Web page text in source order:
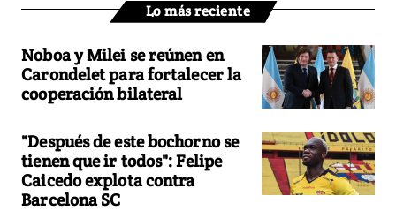
Lo más reciente
Noboa y Milei se reúnen en
Carondelet para fortalecer la
cooperación bilateral
"Después de este bochorno se
tienen que ir todos": Felipe
Caicedo explota contra
Barcelona SC